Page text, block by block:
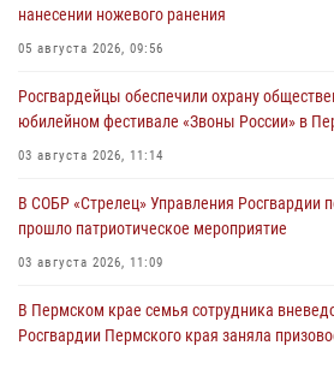
нанесении ножевого ранения
05 августа 2026, 09:56
Росгвардейцы обеспечили охрану
юбилейном фестивале «Звоны России» в
03 августа 2026, 11:14
В СОБР «Стрелец» Управления Росгвардии
прошло патриотическое мероприятие
03 августа 2026, 11:09
В Пермском крае семья сотрудника
Росгвардии Пермского края заняла